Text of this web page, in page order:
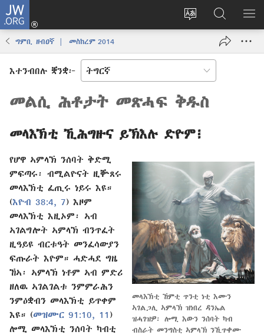
JW.ORG
ቋንቋ
እቶ
(opens
ኣብ
JW.ORG
ድለ
ግምቢ ዘብዐኛ | መስከረም 2014
እተንብበሉ ቛንቋ፦
መልሲ ሕቶታት መጽሓፍ ቅዱስ
መላእኽቲ ኺሕግዙና ይኽእሉ ድዮም፧
መላእኽቲ ኸምቲ ጥንቲ ነቲ እሙን
ኣገልጋሊ ኣምላኽ ዝነበረ ዳንኤል
ዝሓገዝዎ፡ ሎሚ እውን ንሰባት ካብ
ብስራት መንግስቲ ኣምላኽ ንኺጥቀሙ
የሆዋ ኣምላኽ ንሰባት ቅድሚ
ምፍጣሩ፡ ብሚልዮናት ዚቝጸሩ
መላእኽቲ ፈጢሩ ነይሩ እዩ።
(እዮብ 38:4, 7) እዞም
መላእኽቲ እዚኦም፡ ኣብ
ኣገልግሎት ኣምላኽ ብንጥፈት
ዚዓይዩ ብርቱዓት መንፈሳውያን
ፍጡራት እዮም። ሓድሓደ ግዜ
ኸኣ፡ ኣምላኽ ነቶም ኣብ ምድሪ
ዘለዉ ኣገልገልቱ ንምምራሕን
ንምዕቋብን መላእኽቲ ይጥቀም
እዩ። (መዝሙር 91:10, 11 )
ሎሚ መላእኽቲ ንሰባት ካብቲ